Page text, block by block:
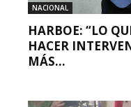
NACIONAL
HARBOE: “LO
HACER
MÁS...